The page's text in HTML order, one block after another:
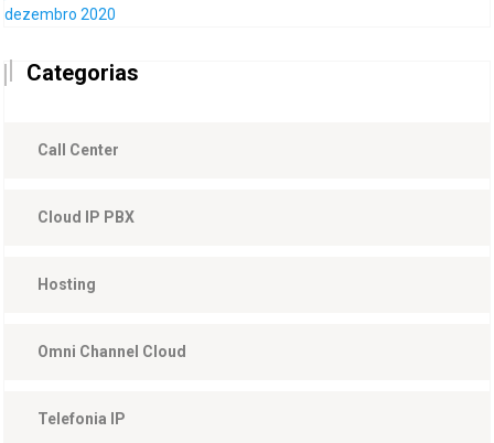
dezembro 2020
Categorias
Call Center
Cloud IP PBX
Hosting
Omni Channel Cloud
Telefonia IP